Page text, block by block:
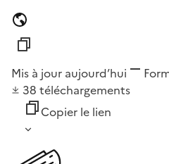
Mis à jour aujourd’hui
38 téléchargements
Copier le lien